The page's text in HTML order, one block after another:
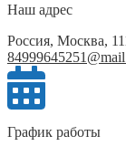
Наш адрес
Россия, Москва,
График работы